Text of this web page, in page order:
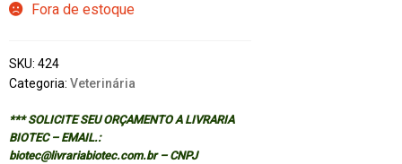
Fora de estoque
SKU: 424
Categoria: Veterinária
*** SOLICITE SEU ORÇAMENTO A LIVRARIA
BIOTEC – EMAIL.:
biotec@livrariabiotec.com.br – CNPJ